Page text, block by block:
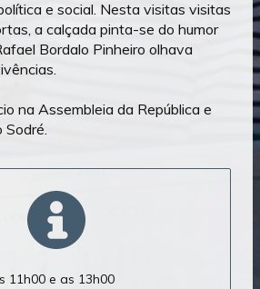
e social. Nesta visitas visitas
a calçada pinta-se do humor
Bordalo Pinheiro olhava
na Assembleia da República e
Sodré.
11h00 e as 13h00